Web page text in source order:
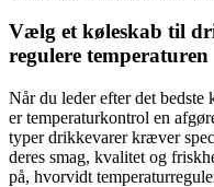
Vælg et køleskab til
regulere temperaturen
Når du leder efter det bedste
er temperaturkontrol en
typer drikkevarer kræver
deres smag, kvalitet og
på, hvorvidt